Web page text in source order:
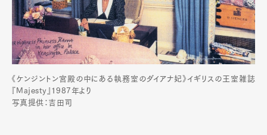
《ケンジントン宮殿の中にある執務室のダイアナ妃》イギリスの王室雑誌
『Majesty』1987年より
写真提供：吉田司